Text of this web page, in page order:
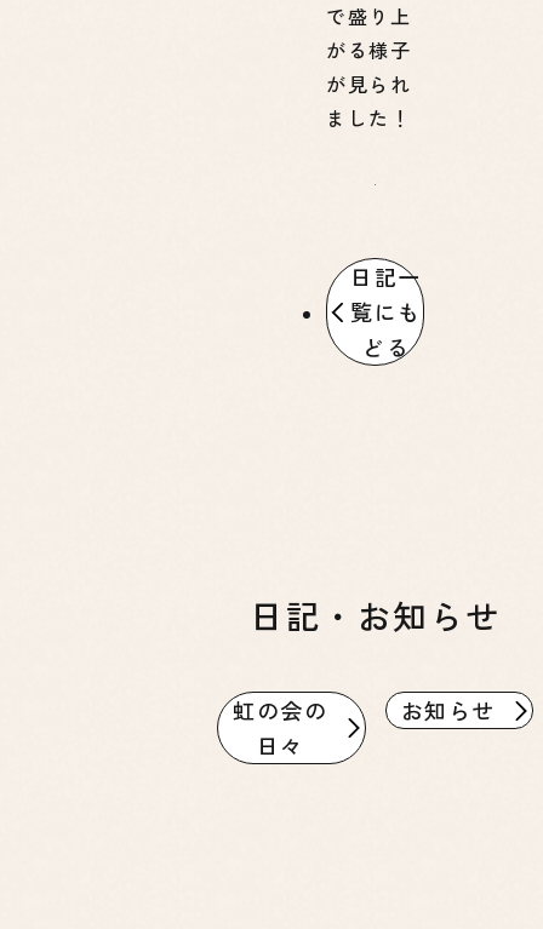
で盛り上
がる様子
が見られ
ました！
日記一
覧にも
どる
日記・お知らせ
虹の会の
日々
お知らせ